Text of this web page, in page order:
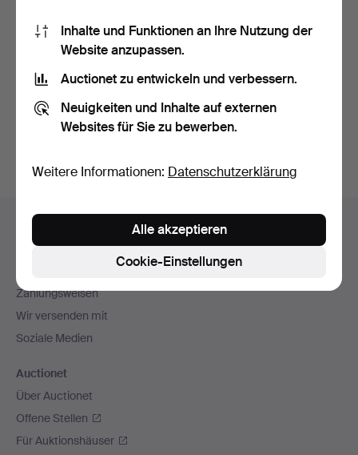
33 USD 32 USD
Sie können auch inBeendete Auktionen aus unserem
suchen.
Fußzeilen-
Kontakt mit dem Support aufnehmen
Zahlungsweisen
Wir versenden mit
Soziale Medien
Auctionet
Über Auctionet
Offene Stellen
Für Auktionshäuser
Inhalte und Funktionen an Ihre Nutzung der
Website anzupassen.
Auctionet zu entwickeln und verbessern.
Neuigkeiten und Inhalte auf externen
Websites für Sie zu bewerben.
Weitere Informationen: Datenschutzerklärung
Cookie-Einstellungen
Alle akzeptieren